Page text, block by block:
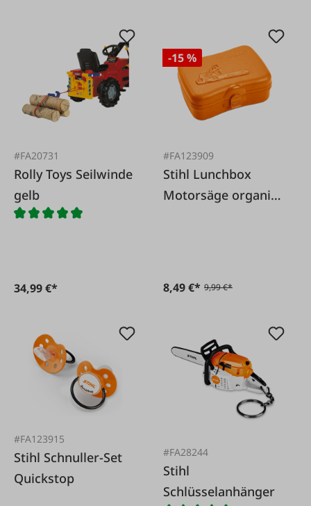
#FA20731
Rolly Toys Seilwinde
gelb
34,99 €*
-15 %
#FA123909
Stihl Lunchbox
Motorsäge organic
8,49 €* 9,99 €*
#FA123915
Stihl Schnuller-Set
Quickstop
#FA28244
Stihl
Schlüsselanhänger